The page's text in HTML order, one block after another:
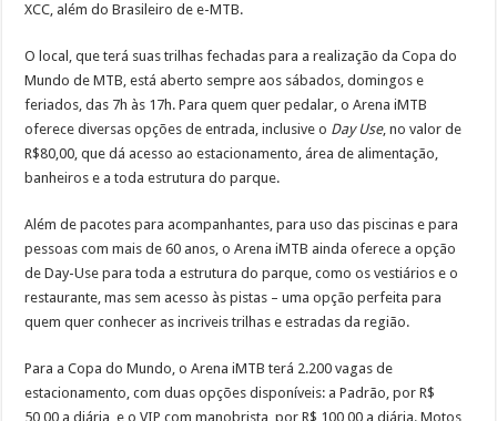
XCC, além do Brasileiro de e-MTB.
O local, que terá suas trilhas fechadas para a realização da Copa do
Mundo de MTB, está aberto sempre aos sábados, domingos e
feriados, das 7h às 17h. Para quem quer pedalar, o Arena iMTB
oferece diversas opções de entrada, inclusive o Day Use, no valor de
R$80,00, que dá acesso ao estacionamento, área de alimentação,
banheiros e a toda estrutura do parque.
Além de pacotes para acompanhantes, para uso das piscinas e para
pessoas com mais de 60 anos, o Arena iMTB ainda oferece a opção
de Day-Use para toda a estrutura do parque, como os vestiários e o
restaurante, mas sem acesso às pistas – uma opção perfeita para
quem quer conhecer as incriveis trilhas e estradas da região.
Para a Copa do Mundo, o Arena iMTB terá 2.200 vagas de
estacionamento, com duas opções disponíveis: a Padrão, por R$
50,00 a diária, e o VIP com manobrista, por R$ 100,00 a diária. Motos